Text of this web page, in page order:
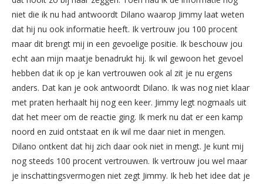
niet die ik nu had antwoordt Dilano waarop Jimmy laat weten
dat hij nu ook informatie heeft. Ik vertrouw jou 100 procent
maar dit brengt mij in een gevoelige positie. Ik beschouw jou
echt aan mijn maatje benadrukt hij. Ik wil gewoon het gevoel
hebben dat ik op je kan vertrouwen ook al zit je nu ergens
anders. Dat kan je ook antwoordt Dilano. Ik was nog niet klaar
met praten herhaalt hij nog een keer. Jimmy legt nogmaals uit
dat het meer om de reactie ging. Ik merk nu dat er een kamp
noord en zuid ontstaat en ik wil me daar niet in mengen.
Dilano ontkent dat hij zich daar ook niet in mengt. Je kunt mij
nog steeds 100 procent vertrouwen. Ik vertrouw jou wel maar
je inschattingsvermogen niet zegt Jimmy. Ik heb het idee dat je